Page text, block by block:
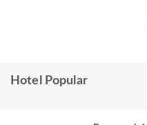
Hotel Popular